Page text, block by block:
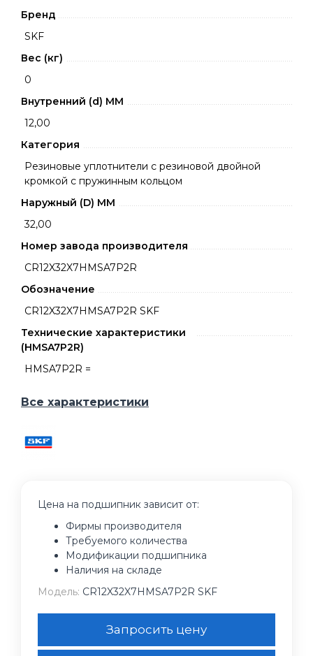
Бренд
SKF
Вес (кг)
0
Внутренний (d) ММ
12,00
Категория
Резиновые уплотнители с резиновой двойной
кромкой с пружинным кольцом
Наружный (D) ММ
32,00
Номер завода производителя
CR12X32X7HMSA7P2R
Обозначение
CR12X32X7HMSA7P2R SKF
Технические характеристики
(HMSA7P2R)
HMSA7P2R =
Все характеристики
Цена на подшипник зависит от:
Фирмы производителя
Требуемого количества
Модификации подшипника
Наличия на складе
Модель: CR12X32X7HMSA7P2R SKF
Запросить цену